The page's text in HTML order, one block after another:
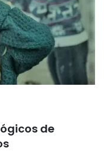
de